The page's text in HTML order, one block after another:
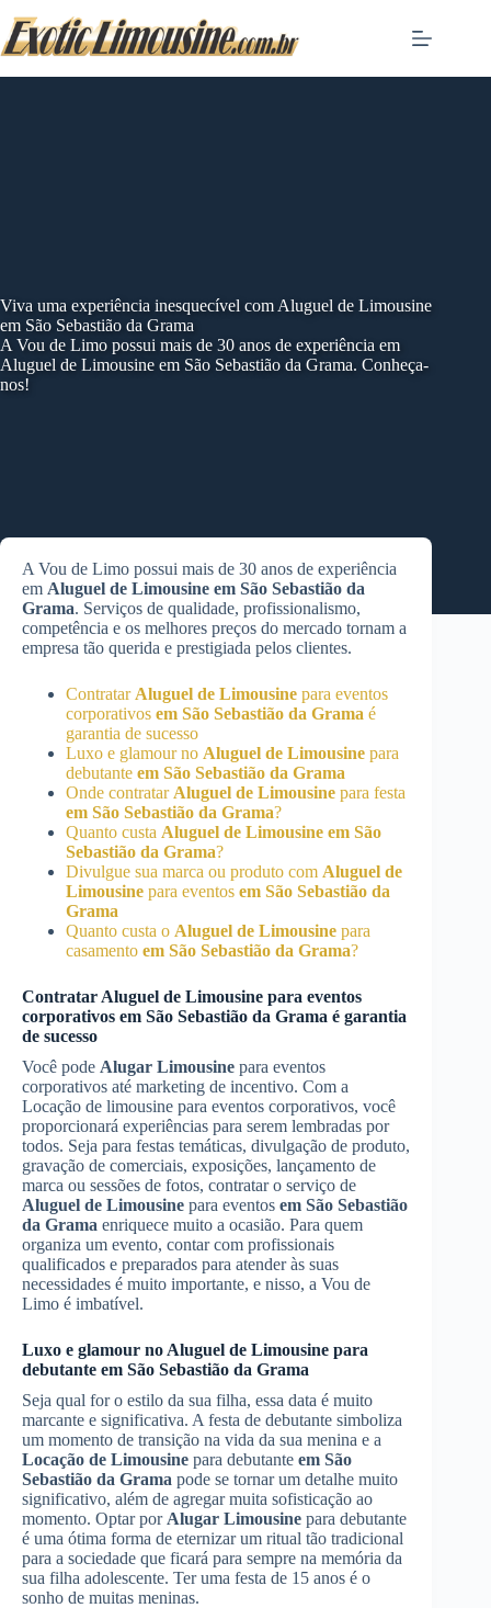
to
content
Viva uma experiência inesquecível com Aluguel de Limousine
em São Sebastião da Grama
A Vou de Limo possui mais de 30 anos de experiência em
Aluguel de Limousine em São Sebastião da Grama. Conheça-
nos!
A Vou de Limo possui mais de 30 anos de experiência
em Aluguel de Limousine em São Sebastião da
Grama. Serviços de qualidade, profissionalismo,
competência e os melhores preços do mercado tornam a
empresa tão querida e prestigiada pelos clientes.
Contratar Aluguel de Limousine para eventos
corporativos em São Sebastião da Grama é
garantia de sucesso
Luxo e glamour no Aluguel de Limousine para
debutante em São Sebastião da Grama
Onde contratar Aluguel de Limousine para festa
em São Sebastião da Grama?
Quanto custa Aluguel de Limousine em São
Sebastião da Grama?
Divulgue sua marca ou produto com Aluguel de
Limousine para eventos em São Sebastião da
Grama
Quanto custa o Aluguel de Limousine para
casamento em São Sebastião da Grama?
Contratar Aluguel de Limousine para eventos
corporativos em São Sebastião da Grama é garantia
de sucesso
Você pode Alugar Limousine para eventos
corporativos até marketing de incentivo. Com a
Locação de limousine para eventos corporativos, você
proporcionará experiências para serem lembradas por
todos. Seja para festas temáticas, divulgação de produto,
gravação de comerciais, exposições, lançamento de
marca ou sessões de fotos, contratar o serviço de
Aluguel de Limousine para eventos em São Sebastião
da Grama enriquece muito a ocasião. Para quem
organiza um evento, contar com profissionais
qualificados e preparados para atender às suas
necessidades é muito importante, e nisso, a Vou de
Limo é imbatível.
Luxo e glamour no Aluguel de Limousine para
debutante em São Sebastião da Grama
Seja qual for o estilo da sua filha, essa data é muito
marcante e significativa. A festa de debutante simboliza
um momento de transição na vida da sua menina e a
Locação de Limousine para debutante em São
Sebastião da Grama pode se tornar um detalhe muito
significativo, além de agregar muita sofisticação ao
momento. Optar por Alugar Limousine para debutante
é uma ótima forma de eternizar um ritual tão tradicional
para a sociedade que ficará para sempre na memória da
sua filha adolescente. Ter uma festa de 15 anos é o
sonho de muitas meninas.